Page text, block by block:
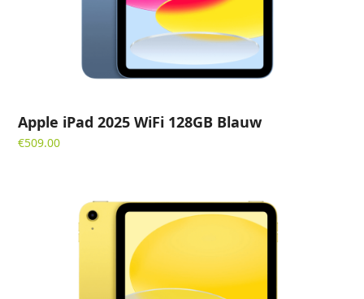
Apple iPad 2025 WiFi 128GB Blauw
€509.00